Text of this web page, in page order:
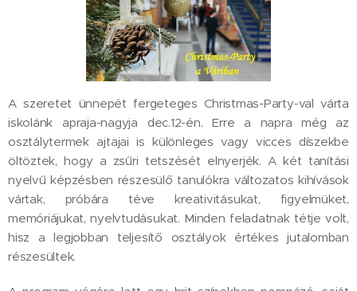
A szeretet ünnepét fergeteges Christmas-Party-val várta
iskolánk apraja-nagyja dec.12-én. Erre a napra még az
osztálytermek ajtajai is különleges vagy vicces díszekbe
öltöztek, hogy a zsűri tetszését elnyerjék. A két tanítási
nyelvű képzésben részesülő tanulókra változatos kihívások
vártak, próbára téve kreativitásukat, figyelmüket,
memóriájukat, nyelvtudásukat. Minden feladatnak tétje volt,
hisz a legjobban teljesítő osztályok értékes jutalomban
részesültek.